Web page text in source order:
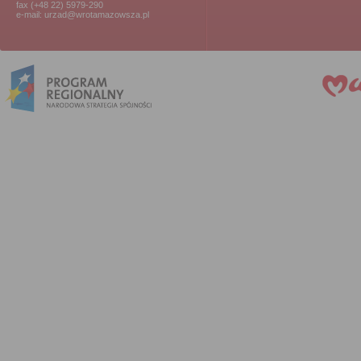
fax (+48 22) 5979-290
e-mail: urzad@wrotamazowsza.pl